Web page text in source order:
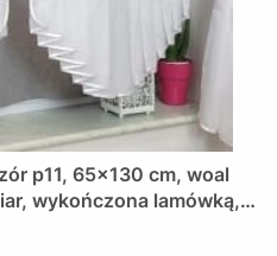
wykończona lamówką,